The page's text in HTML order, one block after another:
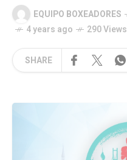
EQUIPO BOXEADORES
4 years ago
290 Views
SHARE